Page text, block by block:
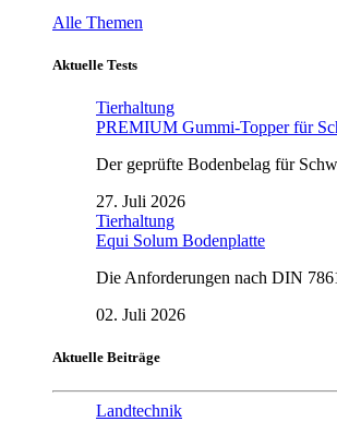
Alle Themen
Aktuelle Tests
Tierhaltung
PREMIUM Gummi-Topper für
Der geprüfte Bodenbelag für
27. Juli 2026
Tierhaltung
Equi Solum Bodenplatte
Die Anforderungen nach DIN
02. Juli 2026
Aktuelle Beiträge
Landtechnik